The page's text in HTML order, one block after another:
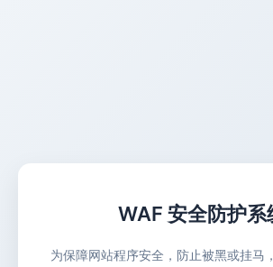
WAF 安全防护系
为保障网站程序安全，防止被黑或挂马